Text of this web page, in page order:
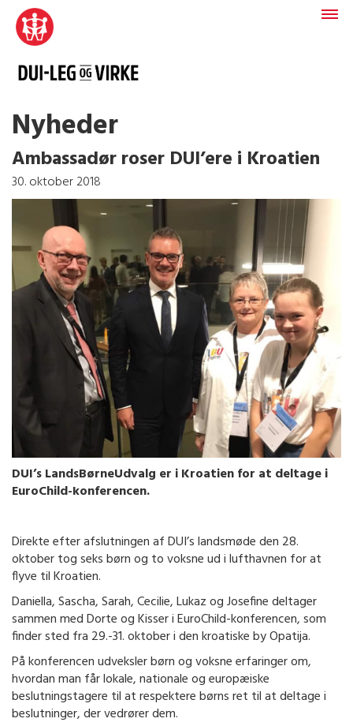
Nyheder
Ambassadør roser DUI’ere i Kroatien
30. oktober 2018
DUI’s LandsBørneUdvalg er i Kroatien for at deltage i
EuroChild-konferencen.
Direkte efter afslutningen af DUI’s landsmøde den 28.
oktober tog seks børn og to voksne ud i lufthavnen for at
flyve til Kroatien.
Daniella, Sascha, Sarah, Cecilie, Lukaz og Josefine deltager
sammen med Dorte og Kisser i EuroChild-konferencen, som
finder sted fra 29.-31. oktober i den kroatiske by Opatija.
På konferencen udveksler børn og voksne erfaringer om,
hvordan man får lokale, nationale og europæiske
beslutningstagere til at respektere børns ret til at deltage i
beslutninger, der vedrører dem.